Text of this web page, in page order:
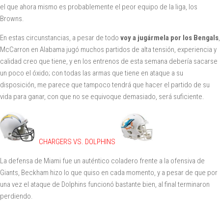
el que ahora mismo es probablemente el peor equipo de la liga, los
Browns.
En estas circunstancias, a pesar de todo voy a jugármela por los Bengals,
McCarron en Alabama jugó muchos partidos de alta tensión, experiencia y
calidad creo que tiene, y en los entrenos de esta semana debería sacarse
un poco el óxido; con todas las armas que tiene en ataque a su
disposición, me parece que tampoco tendrá que hacer el partido de su
vida para ganar, con que no se equivoque demasiado, será suficiente.
CHARGERS VS. DOLPHINS
La defensa de Miami fue un auténtico coladero frente a la ofensiva de
Giants, Beckham hizo lo que quiso en cada momento, y a pesar de que por
una vez el ataque de Dolphins funcionó bastante bien, al final terminaron
perdiendo.